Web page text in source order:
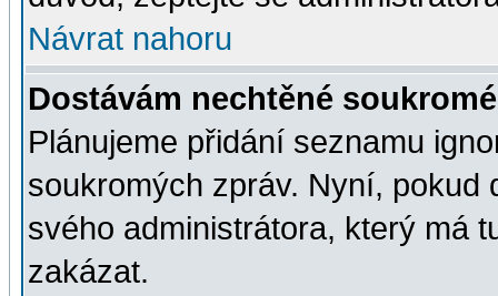
Návrat nahoru
Dostávám nechtěné
Plánujeme přidání seznamu
soukromých zpráv. Nyní, pokud
svého administrátora, který má
zakázat.